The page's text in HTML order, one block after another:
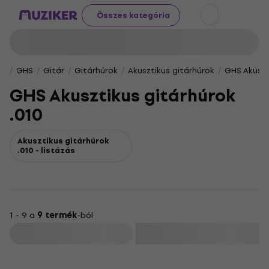
Összes kategória
GHS Gitár Gitárhúrok Akusztikus gitárhúrok GHS
GHS Akusztikus gitárhúrok
.010
Akusztikus gitárhúrok
.010 - listázás
1 - 9 a 9 termék-ból